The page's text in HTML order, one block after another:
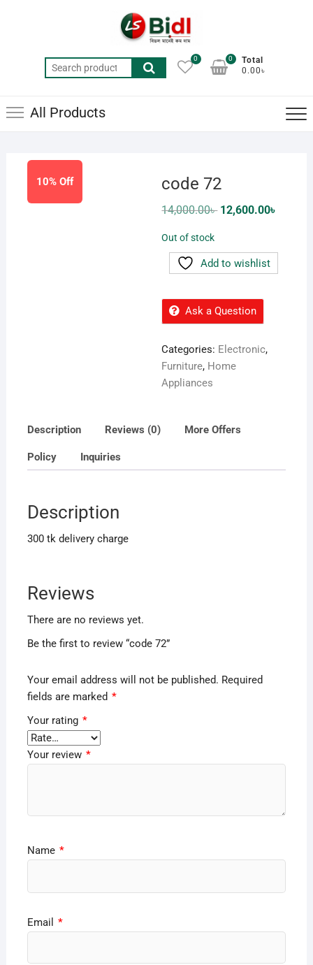
Search
for:
0
Total
0.00৳
0
All Products
10% Off code 72
14,000.00৳ Original
price
12,600.00৳
Out of stock
Add to wishlist
Ask a Question
Categories: Electronic,
Furniture, Home
Appliances
Description Reviews (0) More Offers
Policy Inquiries
Description
300 tk delivery charge
Reviews
There are no reviews yet.
Be the first to review “code 72”
Your email address will not be published. Required
fields are marked *
Your rating *
Your review *
Name *
Email *